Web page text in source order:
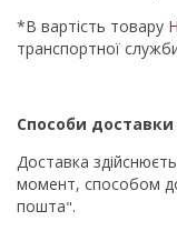
*В вартість товару
транспортної
Способи доставки
Доставка
момент, способом
пошта".